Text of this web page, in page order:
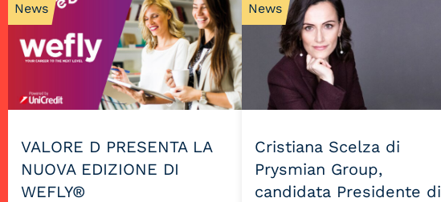
News
VALORE D PRESENTA LA
NUOVA EDIZIONE DI
WEFLY®
News
Cristiana Scelza di
Prysmian Group,
candidata Presidente di